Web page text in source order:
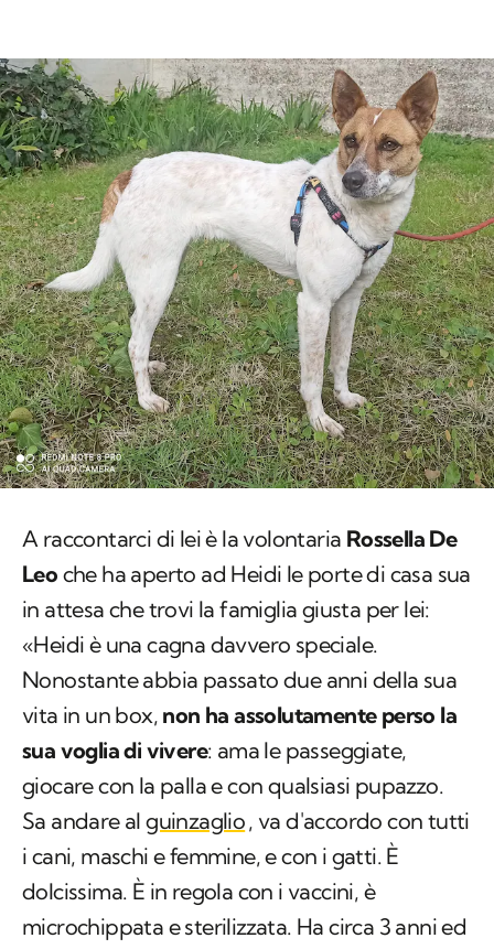
A raccontarci di lei è la volontaria Rossella De
Leo che ha aperto ad Heidi le porte di casa sua
in attesa che trovi la famiglia giusta per lei:
«Heidi è una cagna davvero speciale.
Nonostante abbia passato due anni della sua
vita in un box, non ha assolutamente perso la
sua voglia di vivere: ama le passeggiate,
giocare con la palla e con qualsiasi pupazzo.
Sa andare alguinzaglio, va d'accordo con tutti
i cani, maschi e femmine, e con i gatti. È
dolcissima. È in regola con i vaccini, è
microchippata e sterilizzata. Ha circa 3 anni ed